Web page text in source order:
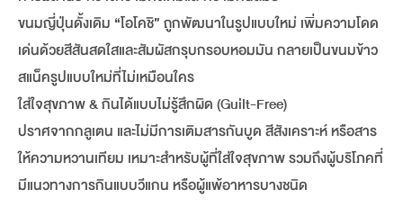
ขนมญี่ปุ่นดั้งเดิม “โอโคชิ” ถูกพัฒนาในรูปแบบใหม่ เพิ่มความโดด
เด่นด้วยสีสันสดใสและสัมผัสกรุบกรอบหอมมัน กลายเป็นขนมข้าว
สแน็ครูปแบบใหม่ที่ไม่เหมือนใคร
ใส่ใจสุขภาพ & กินได้แบบไม่รู้สึกผิด (Guilt-Free)
ปราศจากกลูเตน และไม่มีการเติมสารกันบูด สีสังเคราะห์ หรือสาร
ให้ความหวานเทียม เหมาะสำหรับผู้ที่ใส่ใจสุขภาพ รวมถึงผู้บริโภคที่
มีแนวทางการกินแบบวีแกน หรือผู้แพ้อาหารบางชนิด